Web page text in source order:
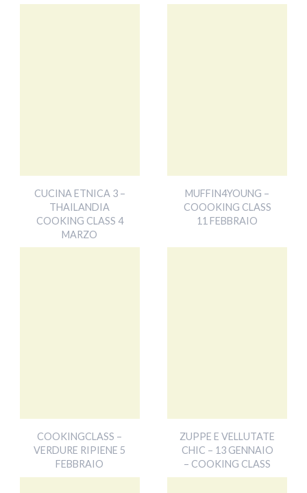
CUCINA ETNICA 3 –
THAILANDIA
COOKING CLASS 4
MARZO
MUFFIN4YOUNG –
COOOKING CLASS
11 FEBBRAIO
COOKINGCLASS –
VERDURE RIPIENE 5
FEBBRAIO
ZUPPE E VELLUTATE
CHIC – 13 GENNAIO
– COOKING CLASS